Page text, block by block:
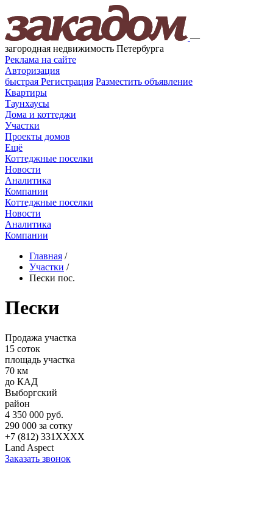
—
загородная недвижимость Петербурга
Реклама на сайте
Авторизация
быстрая Регистрация Разместить объявление
Квартиры
Таунхаусы
Дома и коттеджи
Участки
Проекты домов
Ещё
Коттеджные поселки
Новости
Аналитика
Компании
Коттеджные поселки
Новости
Аналитика
Компании
Главная /
Участки /
Пески пос.
Пески
Продажа участка
15 соток
площадь участка
70 км
до КАД
Выборгский
район
4 350 000 руб.
290 000 за сотку
+7 (812) 331XXXX
Land Aspect
Заказать звонок